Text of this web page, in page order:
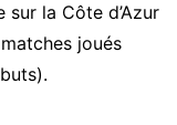
la Côte d’Azur
joués